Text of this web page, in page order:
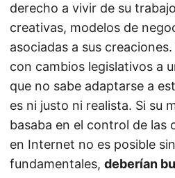
derecho a vivir de su
creativas, modelos de
asociadas a sus
con cambios legislativos a
que no sabe adaptarse a
es ni justo ni realista. Si su
basaba en el control de las
en Internet no es posible
fundamentales, deberían